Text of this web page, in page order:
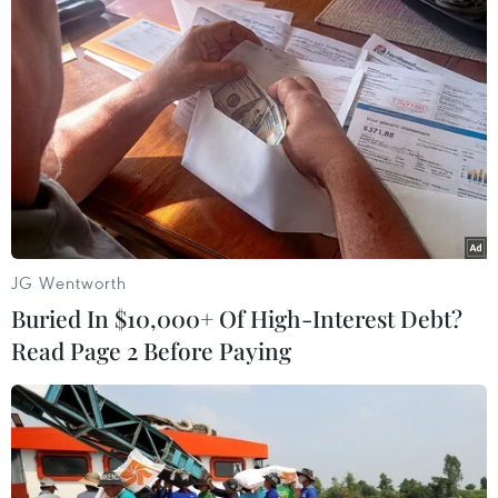
mạng về dạy và học, giúp cho rất nhiều những
doanh nghiệp ở Việt Nam nâng cao chất lượng
nguồn nhân lực, đào tạo cũng như giúp các
thương hiệu này đem lại giá trị gia tăng nhiều
hơn cho khách hàng./.
(Vietnam+)
JG Wentworth
Buried In $10,000+ Of High-Interest Debt?
Read Page 2 Before Paying